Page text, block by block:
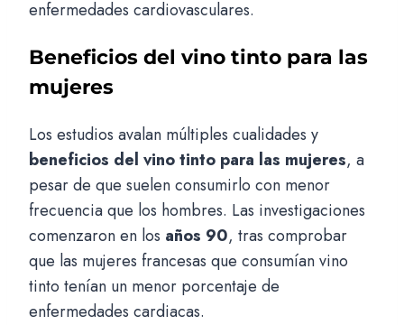
enfermedades cardiovasculares.
Beneficios del vino tinto para las
mujeres
Los estudios avalan múltiples cualidades y
beneficios del vino tinto para las mujeres, a
pesar de que suelen consumirlo con menor
frecuencia que los hombres. Las investigaciones
comenzaron en los años 90, tras comprobar
que las mujeres francesas que consumían vino
tinto tenían un menor porcentaje de
enfermedades cardiacas.